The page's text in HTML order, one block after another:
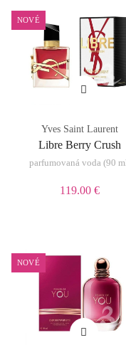
NOVÉ
Yves Saint Laurent
Libre Berry Crush
parfumovaná voda (90
119.00 €
NOVÉ